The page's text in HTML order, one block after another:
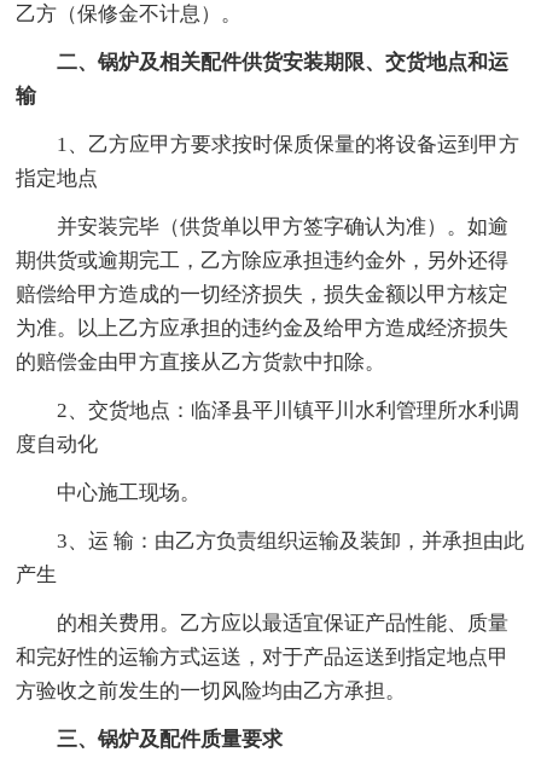
乙方（保修金不计息）。
二、锅炉及相关配件供货安装期限、交货地点和运
输
1、乙方应甲方要求按时保质保量的将设备运到甲方
指定地点
并安装完毕（供货单以甲方签字确认为准）。如逾
期供货或逾期完工，乙方除应承担违约金外，另外还得
赔偿给甲方造成的一切经济损失，损失金额以甲方核定
为准。以上乙方应承担的违约金及给甲方造成经济损失
的赔偿金由甲方直接从乙方货款中扣除。
2、交货地点：临泽县平川镇平川水利管理所水利调
度自动化
中心施工现场。
3、运 输：由乙方负责组织运输及装卸，并承担由此
产生
的相关费用。乙方应以最适宜保证产品性能、质量
和完好性的运输方式运送，对于产品运送到指定地点甲
方验收之前发生的一切风险均由乙方承担。
三、锅炉及配件质量要求